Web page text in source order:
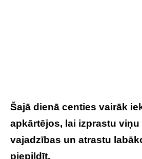
Šajā dienā centies vairāk
apkārtējos, lai izprastu viņu
vajadzības un atrastu
piepildīt.